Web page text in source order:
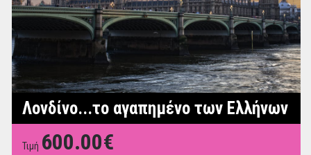
Λονδίνο...το αγαπημένο των Ελλήνων
Τιμή 600.00€